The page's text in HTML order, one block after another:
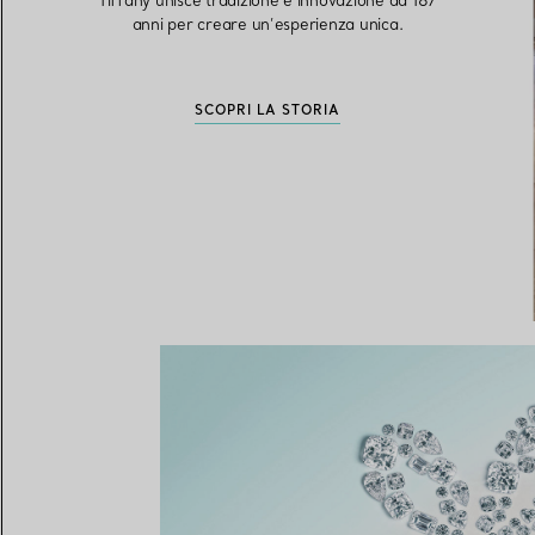
anni per creare un’esperienza unica.
SCOPRI LA STORIA